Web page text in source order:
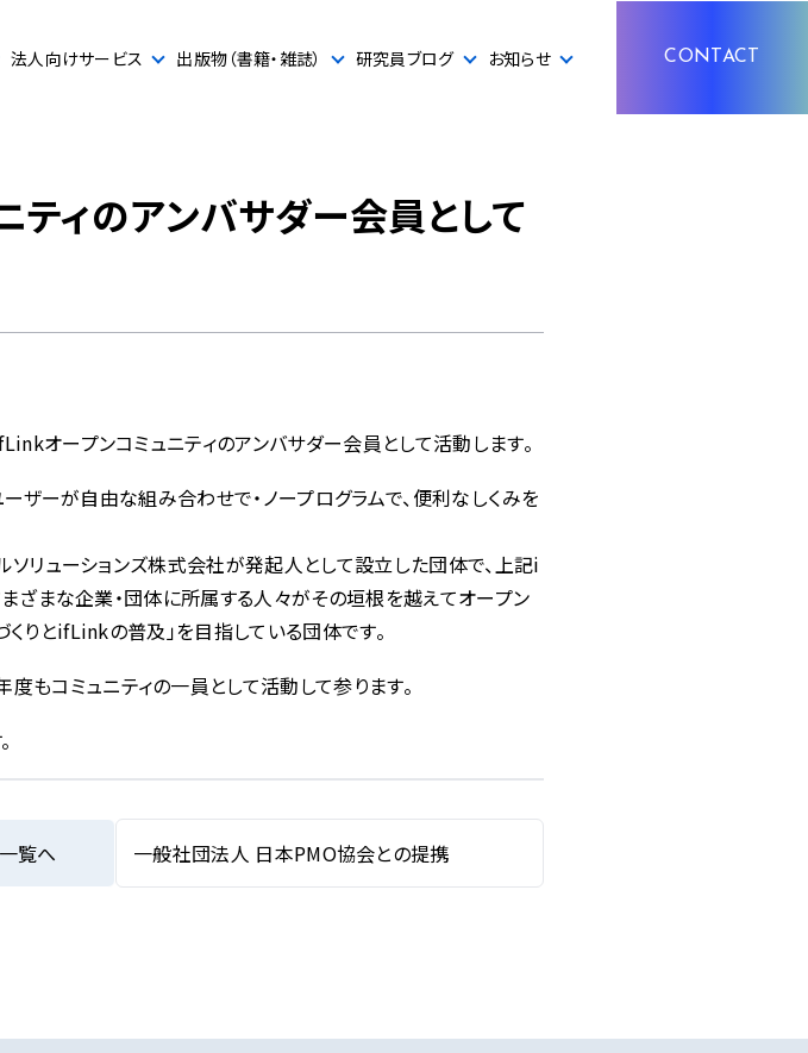
法人向けサービス 出版物（書籍・雑誌） 研究員ブログ お知らせ CONTACT
ィのアンバサダー会員として
ープンコミュニティのアンバサダー会員として活動します。
ーが自由な組み合わせで・ノープログラムで、便利なしくみを
リューションズ株式会社が発起人として設立した団体で、上記i
ざまな企業・団体に所属する人々がその垣根を越えてオープン
りとifLinkの普及」を目指している団体です。
もコミュニティの一員として活動して参ります。
覧へ 一般社団法人 日本PMO協会との提携